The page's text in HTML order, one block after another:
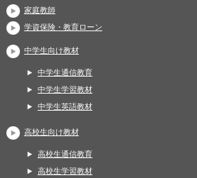
家庭教師
学資保険・教育ローン
中学生向け教材
中学生通信教育
中学生学習教材
中学生英語教材
高校生向け教材
高校生通信教育
高校生学習教材